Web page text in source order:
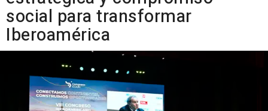
social para transformar
Iberoamérica